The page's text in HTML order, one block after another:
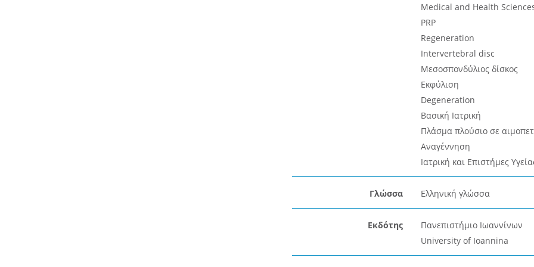
Medical and Health
PRP
Regeneration
Intervertebral disc
Μεσοσπονδύλιος δίσκος
Εκφύλιση
Degeneration
Βασική Ιατρική
Πλάσμα πλούσιο σε
Αναγέννηση
Ιατρική και Επιστήμες
Γλώσσα Ελληνική γλώσσα
Εκδότης
Πανεπιστήμιο Ιωαννίνων
University of Ioannina